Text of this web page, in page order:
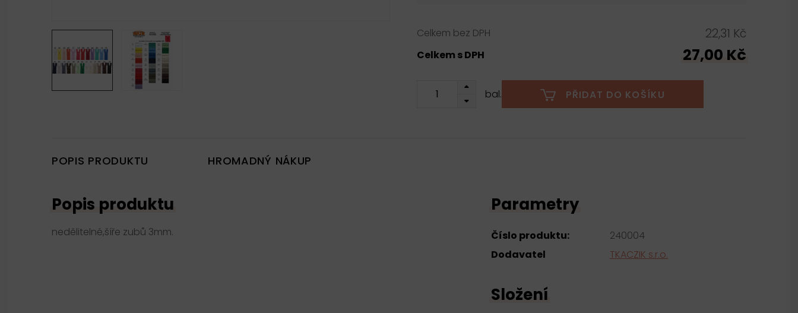
Celkem bez DPH 22,31 Kč
Celkem s DPH 27,00 Kč
bal. PŘIDAT DO KOŠÍKU
POPIS PRODUKTU HROMADNÝ NÁKUP
Popis produktu
nedělitelné,šíře zubů 3mm.
Parametry
Číslo produktu:
240004
Dodavatel
TKACZIK s.r.o.
Složení